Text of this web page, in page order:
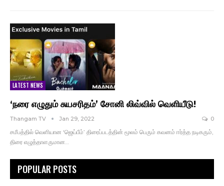
LATEST NEWS
‘நரை எழுதும் சுயசரிதம்’ சோனி லிவ்வில் வெளியீடு!
Thangam TV Jan 29, 2022 0
சமீபத்தில் வெளியான ‘ஜெய்பீம்’ திரைப்படத்தின் மூலம் பெரும் கவனம் ஈர்த்த நடிகரும்,
திரை எழுத்தாளருமான…
POPULAR POSTS